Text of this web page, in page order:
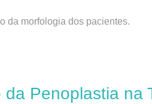
da morfologia dos pacientes.
da Penoplastia na